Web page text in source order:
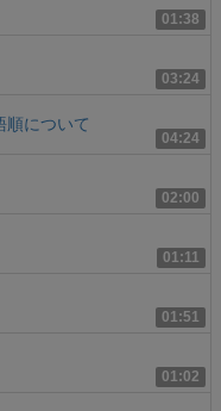
01:38
03:24
04:24
順について
02:00
01:11
01:51
01:02